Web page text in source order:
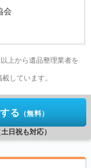
会
上から遺品整理業者を
しています。
る （無料）
日祝も対応）